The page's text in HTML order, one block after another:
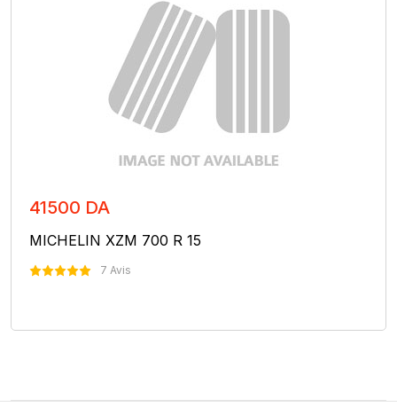
41500 DA
MICHELIN XZM 700 R 15
7 Avis